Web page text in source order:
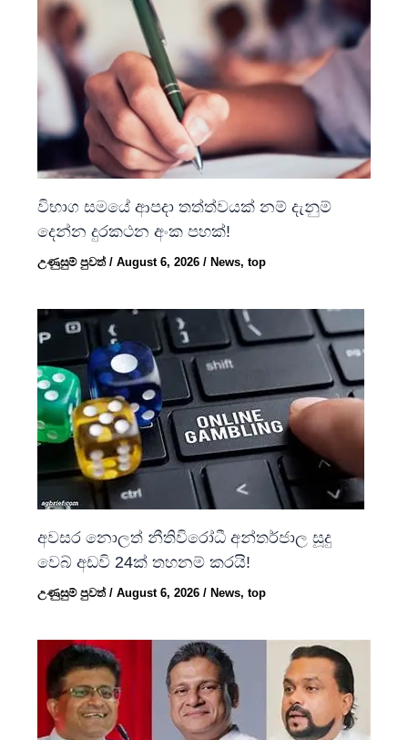
විභාග සමයේ ආපදා තත්ත්වයක් නම් දැනුම්
දෙන්න දුරකථන අංක පහක්!
උණුසුම් පුවත්/August 6, 2026/ News,top
අවසර නොලත් නීතිවිරෝධී අන්තර්ජාල සූදු
වෙබ් අඩවි 24ක් තහනම් කරයි!
උණුසුම් පුවත්/August 6, 2026/News,top